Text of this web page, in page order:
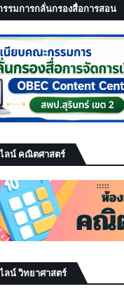
รมการกลั่นกรองสื่อการสอน
ลน์ คณิตศาสตร์
ลน์ วิทยาศาสตร์